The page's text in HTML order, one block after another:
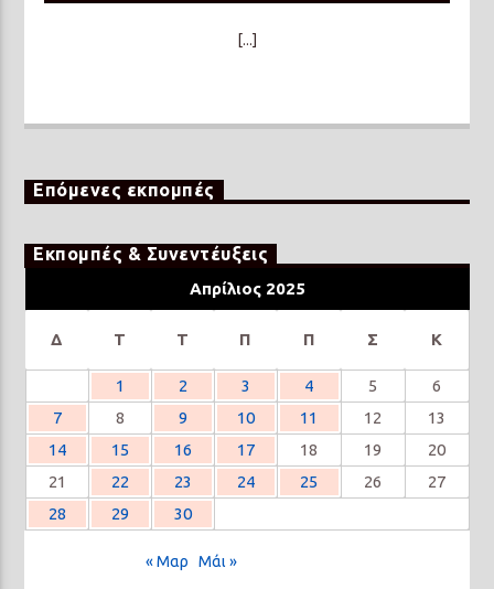
[...]
Επόμενες εκπομπές
Εκπομπές & Συνεντέυξεις
Απρίλιος 2025
Δ Τ Τ Π Π Σ Κ
1 2 3 4 5
6
7
8 9 10 11 12
13
14
15 16 17 18 19
20
21
22 23 24 25 26
27
28
29 30
« Μαρ Μάι »